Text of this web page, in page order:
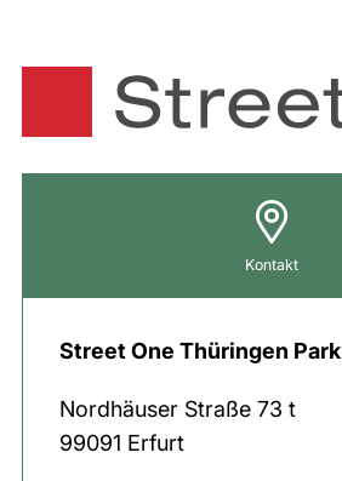
Kontakt
Street One Thüringen Park
Nordhäuser Straße 73 t
99091 Erfurt